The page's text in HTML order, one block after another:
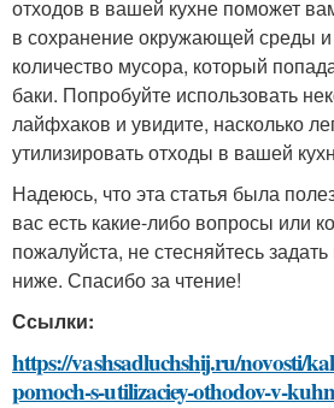
отходов в вашей кухне поможет
в сохранение окружающей среды
количество мусора, который
баки. Попробуйте использовать
лайфхаков и увидите, насколько
утилизировать отходы в вашей
Надеюсь, что эта статья была
вас есть какие-либо вопросы или
пожалуйста, не стесняйтесь
ниже. Спасибо за чтение!
Ссылки:
https://vashsadluchshij.ru/novosti/
pomoch-s-utilizaciey-othodov-v-